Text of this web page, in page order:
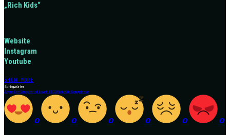
„Rich Kids“
Website
Instagram
Youtube
SHOW MORE
Schlagwörter
Aiyana-LeeGangster of LoveHITCORich KidsSongrelease
0 0 0 0 0 0